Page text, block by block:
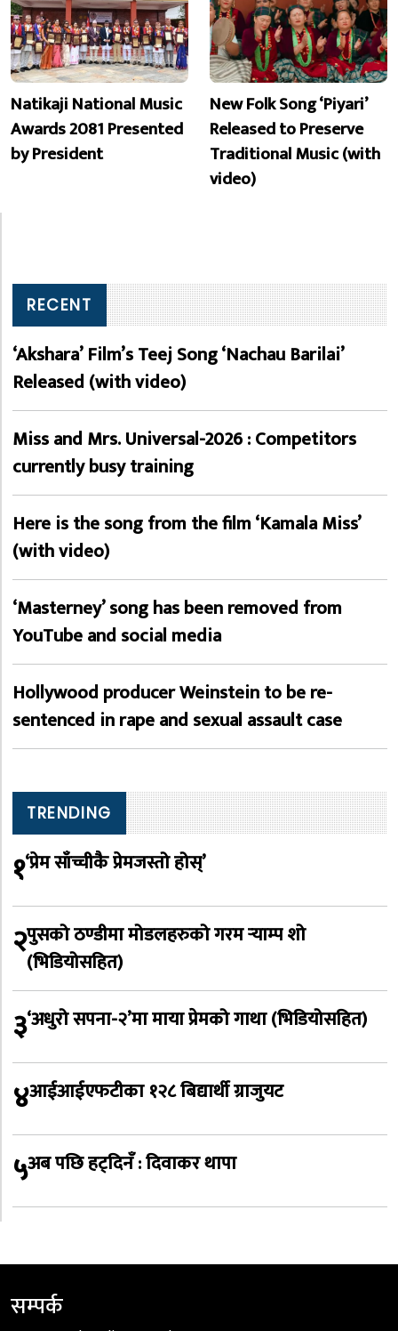
Natikaji National Music
Awards 2081 Presented
by President
New Folk Song ‘Piyari’
Released to Preserve
Traditional Music (with
video)
RECENT
‘Akshara’ Film’s Teej Song ‘Nachau Barilai’
Released (with video)
Miss and Mrs. Universal-2026 : Competitors
currently busy training
Here is the song from the film ‘Kamala Miss’
(with video)
‘Masterney’ song has been removed from
YouTube and social media
Hollywood producer Weinstein to be re-
sentenced in rape and sexual assault case
TRENDING
१‘प्रेम साँच्चीकै प्रेमजस्तो होस्’
२पुसको ठण्डीमा मोडलहरुको गरम र्‍याम्प शो
(भिडियोसहित)
३‘अधुरो सपना-२’मा माया प्रेमको गाथा (भिडियोसहित)
४आईआईएफटीका १२८ बिद्यार्थी ग्राजुयट
५अब पछि हट्दिनँ : दिवाकर थापा
सम्पर्क